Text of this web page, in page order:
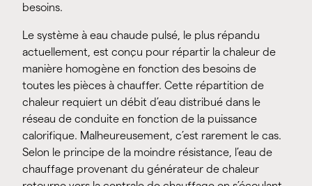
besoins.
Le système à eau chaude pulsé, le plus répandu
actuellement, est conçu pour répartir la chaleur de
manière homogène en fonction des besoins de
toutes les pièces à chauffer. Cette répartition de
chaleur requiert un débit d’eau distribué dans le
réseau de conduite en fonction de la puissance
calorifique. Malheureusement, c’est rarement le cas.
Selon le principe de la moindre résistance, l’eau de
chauffage provenant du générateur de chaleur